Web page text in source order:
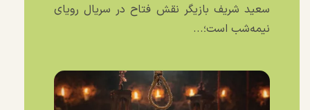
سعید شریف بازیگر نقش فتاح در سریال رویای
نیمه‌شب است؛...